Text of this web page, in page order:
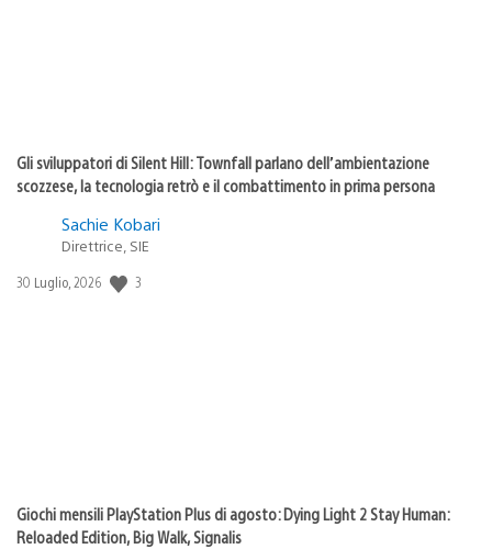
Gli sviluppatori di Silent Hill: Townfall parlano dell’ambientazione
scozzese, la tecnologia retrò e il combattimento in prima persona
Sachie Kobari
Direttrice, SIE
Data
30 Luglio, 2026 3
Giochi mensili PlayStation Plus di agosto: Dying Light 2 Stay Human:
Reloaded Edition, Big Walk, Signalis